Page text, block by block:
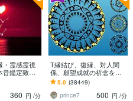
・霊感霊視
鑑定致し
た言葉をそ
ます。
360 円 /分
T縁結び、復縁、対人関
係、願望成就の祈念を承
ります 対象者の思いと状
況、対象者との対話、祈
念
5.0 (38449)
prince7
500 円 /分